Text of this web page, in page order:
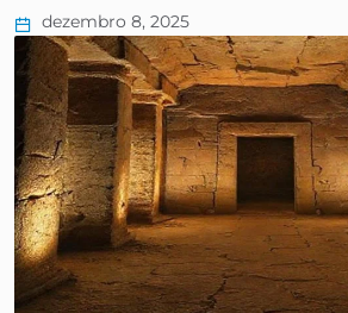
dezembro 8, 2025